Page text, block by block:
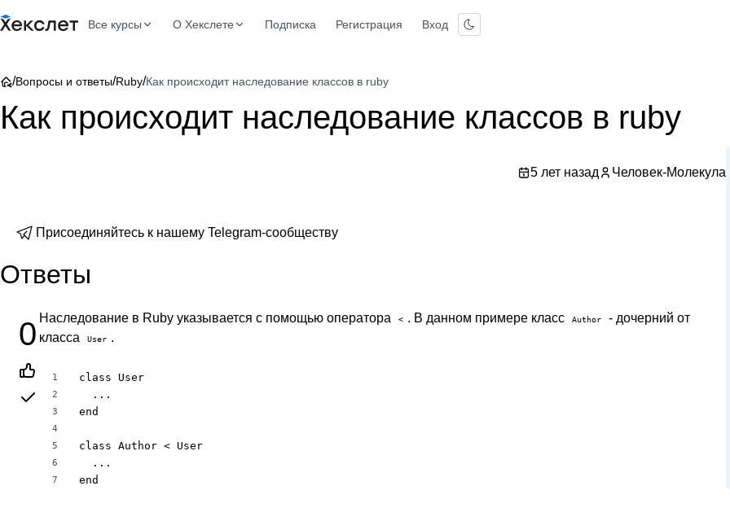
Все курсы О Хекслете Подписка Регистрация Вход
/Вопросы и ответы/Ruby/Как происходит наследование классов в ruby
Как происходит наследование классов в ruby
5 лет назад Человек-Молекула
Присоединяйтесь к нашему Telegram-сообществу
Ответы
0 Наследование в Ruby указывается с помощью оператора < . В данном примере класс Author
- дочерний от
класса
User .
1
2
3
4
5
6
7
class User
  ...
end
class Author < User
  ...
end